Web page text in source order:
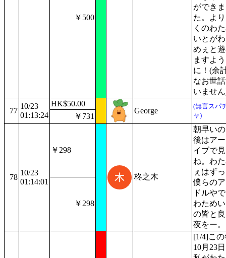
ができ
た。よ
くのわ
いとが
めぇと
ますよう
に！(余
なお世
いませ
￥500
77
10/23
01:13:24
HK$50.00
George
(無言スパ
ャ)
￥731
78
10/23
01:14:01
￥298
柊之木
朝早い
後はア
イブで
ね。わ
ぇはず
僕らの
ドルや
わため
の皆と
夜をー。
￥298
[1/4]この
10月23